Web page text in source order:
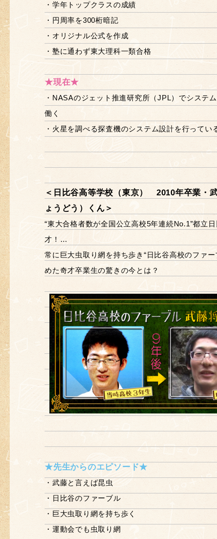
・学年トップクラスの成績
・円周率を300桁暗記
・オリジナル公式を作成
・塾に通わず東大理科一類合格
★現在★
・NASAのジェット推進研究所（JPL）でシステ
働く
・火星を調べる探査機のシステム設計を行ってい
＜日比谷高等学校（東京） 2010年卒業・
ょうどう）くん＞
“東大合格者数が全国公立高校5年連続No.1”都立
才！…
常に巨大虫取り網を持ち歩き“日比谷高校のファ
めた奇才卒業生の驚きの今とは？
★先生からのエピソード★
・武藤と言えば昆虫
・日比谷のファーブル
・巨大虫取り網を持ち歩く
・運動会でも虫取り網